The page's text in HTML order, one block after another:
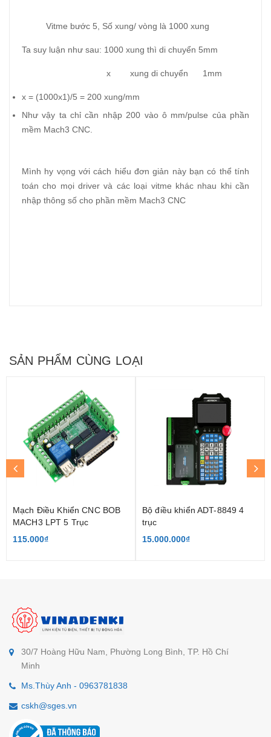
Vitme bước 5, Số xung/ vòng là 1000 xung
Ta suy luận như sau: 1000 xung thì di chuyển 5mm
x xung di chuyển 1mm
x = (1000x1)/5 = 200 xung/mm
Như vậy ta chỉ cần nhập 200 vào ô mm/pulse của phần
mềm Mach3 CNC.
Mình hy vọng với cách hiểu đơn giản này bạn có thể tính
toán cho mọi driver và các loại vitme khác nhau khi cần
nhập thông số cho phần mềm Mach3 CNC
SẢN PHẨM CÙNG LOẠI
Mạch Điều Khiển CNC BOB
MACH3 LPT 5 Trục
115.000₫
Bộ điều khiển ADT-8849 4
trục
15.000.000₫
30/7 Hoàng Hữu Nam, Phường Long Bình, TP. Hồ Chí
Minh
Ms.Thùy Anh - 0963781838
cskh@sges.vn